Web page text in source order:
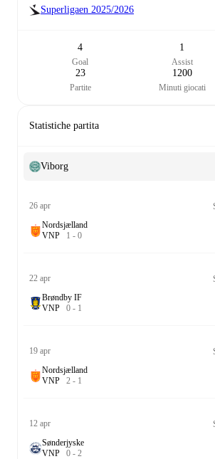
Superligaen 2025/2026
4
Goal
1
Assist
23
Partite
1200
Minuti giocati
Statistiche partita
Viborg
26 apr
Nordsjælland
VNP 1 - 0
22 apr
Brøndby IF
VNP 0 - 1
19 apr
Nordsjælland
VNP 2 - 1
12 apr
Sønderjyske
VNP 0 - 2